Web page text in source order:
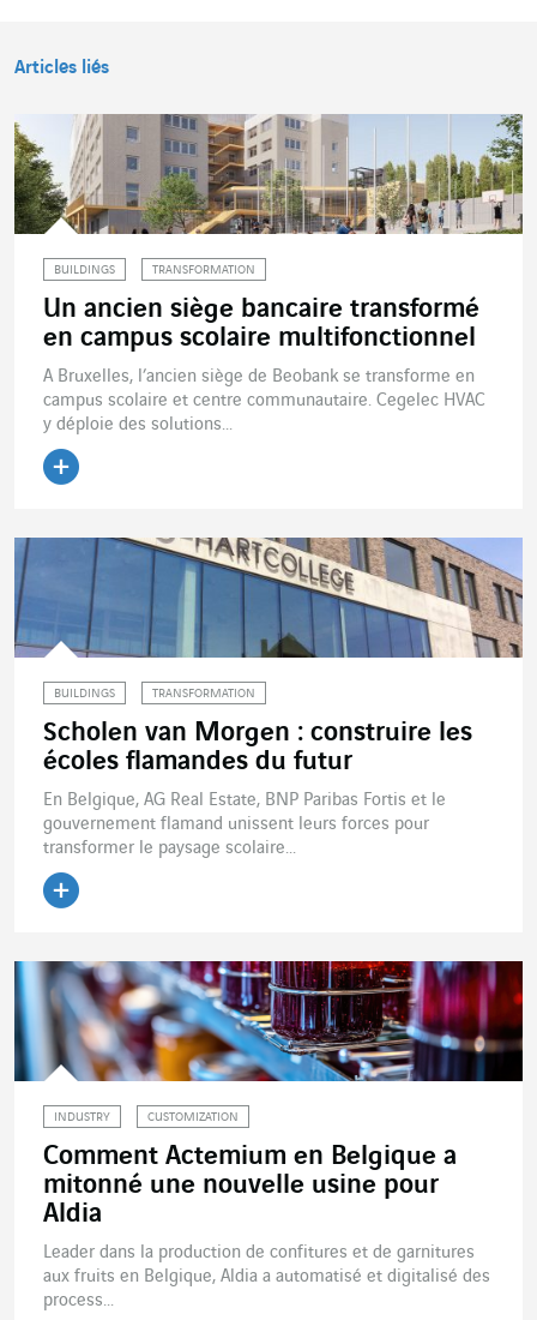
Articles liés
BUILDINGS TRANSFORMATION
Un ancien siège bancaire transformé
en campus scolaire multifonctionnel
A Bruxelles, l’ancien siège de Beobank se transforme en
campus scolaire et centre communautaire. Cegelec HVAC
y déploie des solutions...
BUILDINGS TRANSFORMATION
Scholen van Morgen : construire les
écoles flamandes du futur
En Belgique, AG Real Estate, BNP Paribas Fortis et le
gouvernement flamand unissent leurs forces pour
transformer le paysage scolaire...
INDUSTRY CUSTOMIZATION
Comment Actemium en Belgique a
mitonné une nouvelle usine pour
Aldia
Leader dans la production de confitures et de garnitures
aux fruits en Belgique, Aldia a automatisé et digitalisé des
process...